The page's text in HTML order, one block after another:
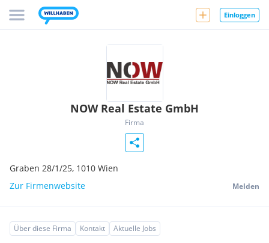
Einloggen
NOW Real Estate GmbH
Firma
Graben 28/1/25, 1010 Wien
Zur Firmenwebsite
Melden
Über diese Firma Kontakt Aktuelle Jobs